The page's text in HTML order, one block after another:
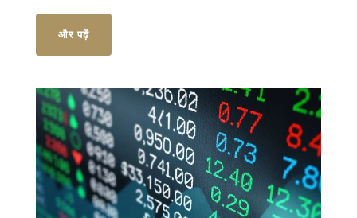
भविष्य की कमाई में कटौती की चेतावनी दी और निवेशकों को
वैकल्पिक स्टॉक्स की सलाह दी।
और पढ़ें